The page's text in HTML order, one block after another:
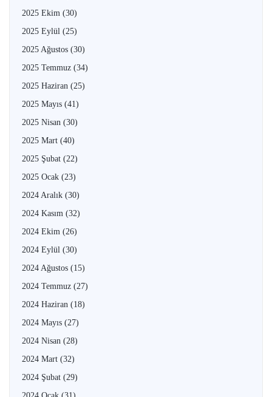
2025 Ekim (30)
2025 Eylül (25)
2025 Ağustos (30)
2025 Temmuz (34)
2025 Haziran (25)
2025 Mayıs (41)
2025 Nisan (30)
2025 Mart (40)
2025 Şubat (22)
2025 Ocak (23)
2024 Aralık (30)
2024 Kasım (32)
2024 Ekim (26)
2024 Eylül (30)
2024 Ağustos (15)
2024 Temmuz (27)
2024 Haziran (18)
2024 Mayıs (27)
2024 Nisan (28)
2024 Mart (32)
2024 Şubat (29)